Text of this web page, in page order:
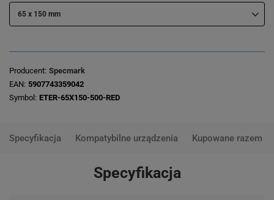
65 x 150 mm
Producent Specmark
EAN 5907743359042
Symbol ETER-65X150-500-RED
Specyfikacja Kompatybilne urządzenia Kupowane razem
Specyfikacja